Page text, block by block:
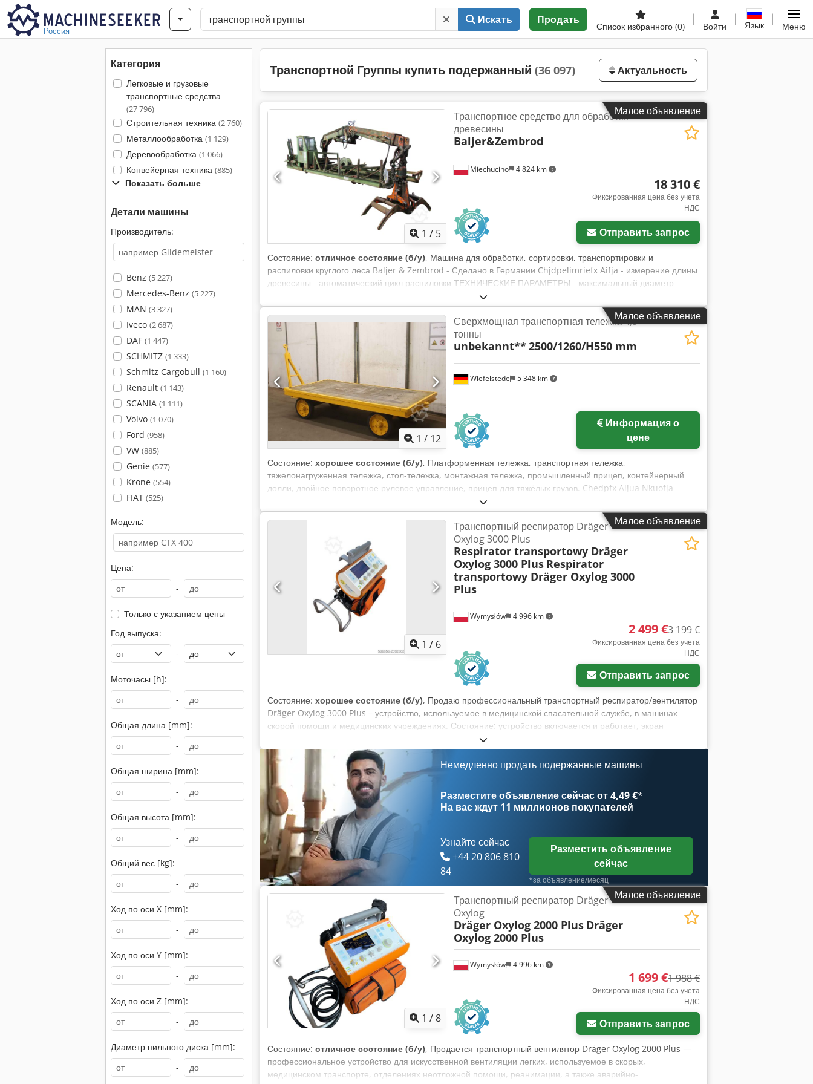
Россия
Искать Продать
Список избранного (0) Войти Язык Меню
Категория
Легковые и грузовые
транспортные средства
(27 796)
Строительная техника (2 760)
Металлообработка (1 129)
Деревообработка (1 066)
Конвейерная техника (885)
Показать больше
Детали машины
Производитель:
Benz (5 227)
Mercedes-Benz (5 227)
MAN (3 327)
Iveco (2 687)
DAF (1 447)
SCHMITZ (1 333)
Schmitz Cargobull (1 160)
Renault (1 143)
SCANIA (1 111)
Volvo (1 070)
Ford (958)
VW (885)
Genie (577)
Krone (554)
FIAT (525)
Модель:
Цена:
-
Только с указанием цены
Год выпуска:
-
Моточасы [h]:
-
Общая длина [mm]:
-
Общая ширина [mm]:
-
Общая высота [mm]:
-
Общий вес [kg]:
-
Ход по оси X [mm]:
-
Ход по оси Y [mm]:
-
Ход по оси Z [mm]:
-
Диаметр пильного диска [mm]:
-
Транспортной Группы купить подержанный (36 097) Актуальность
Малое объявление
1 / 5
Miechucino 4 824 km
Транспортное средство для обработки
древесины
Baljer&Zembrod
18 310 €
Фиксированная цена без учета
НДС
Отправить запрос
Состояние: отличное состояние (б/у), Машина для обработки, сортировки, транспортировки и
распиловки круглого леса Baljer & Zembrod - Сделано в Германии Chjdpelimriefx Aifja - измерение длины
древесины - автоматический цикл распиловки ТЕХНИЧЕСКИЕ ПАРАМЕТРЫ - максимальный диаметр
бревна 1000 мм - максимальный вылет крана 9200 мм - рабочий угол крана 225 " - поворотная головка 360
" - грузоподъёмность: 2000 мм - 2560 кг 7240 мм - 1680 кг 9200 мм - 1330 кг - габариты самосвала
6000x2150 мм - самосвал с двухсторонней гидравлической разгрузкой - мощность двигателя насоса 11 кВт
- мощность двигателя подачи 8,6 кВт - скорость подачи 90 м/мин ПИЛА HOLTEC FS 121 - измерение длины
бревна - рабочая длина 1000 мм - гидравлический ход направляющей - ручной и автоматический режим
работы - подъем бревна - встроенная система удаления опилок 2,2 кВт - кабельная катушка Транспортные
размеры 12,5 x 2,4 x 2,4 м вес 12 000 кг
Малое объявление
1 / 12
Wiefelstede 5 348 km
Сверхмощная транспортная тележка 4,5
тонны
unbekannt**2500/1260/H550 mm
цене
Состояние: хорошее состояние (б/у), Платформенная тележка, транспортная тележка,
тяжелонагруженная тележка, стол-тележка, монтажная тележка, промышленный прицеп, контейнерный
долли, двойное поворотное рулевое управление, прицеп для тяжёлых грузов. Chedpfx Aijua Nkuofja
-Тяжёлая транспортная тележка: промышленный прицеп с одноосевым поворотным механизмом
-Платформа: 2500/1260/H550 мм -Грузоподъемность: 4,5 т -Шины: 415/100-305 KL цельнолитая резина
-Тягово-сцепное устройство: для промышленного прицепа -Количество: 1 транспортная тележка в наличии
-Габариты: 3940/1260/H550 мм -Вес: 415 кг
Малое объявление
1 / 6
Wymysłów 4 996 km
Транспортный респиратор Dräger
Oxylog 3000 Plus
Respirator transportowy Dräger
Oxylog 3000 Plus Respirator
transportowy Dräger Oxylog 3000
Plus
2 499 €3 199 €
Фиксированная цена без учета
НДС
Отправить запрос
Состояние: хорошее состояние (б/у), Продаю профессиональный транспортный респиратор/вентилятор
Dräger Oxylog 3000 Plus – устройство, используемое в медицинской спасательной службе, в машинах
скорой помощи и медицинских учреждениях. Состояние: устройство включается и работает, экран
читаемый, кнопки и регуляторы исправны. Внешне имеются стандартные следы эксплуатации; на корпусе
есть локальные косметические повреждения, не влияющие на работоспособность и функцию прибора.
Функции: транспортная вентиляция для взрослых и детей, режимы вентиляции согласно модели Oxylog
3000 Plus, регулировка дыхательных параметров, четкий дисплей с сигнализацией. Комплектация:
респиратор Dräger Oxylog 3000 Plus, транспортная сумка, кабели и соединения как на фото.
Дополнительная информация: медицинское оборудование бывшее в употреблении, продаётся строго в
состоянии, представленном на фотографиях, идеально подходит как резервный транспортный респиратор
для скорой помощи, больницы или техчасти. Cedpfex Tuyxjx Aifjha
Немедленно продать подержанные машины
Разместите объявление сейчас от 4,49 €*
На вас ждут 11 миллионов покупателей
Узнайте сейчас
+44 20 806 810
84
Разместить объявление
сейчас
*за объявление/месяц
Малое объявление
1 /8
Wymysłów 4 996 km
Транспортный респиратор Dräger
Oxylog
Dräger Oxylog 2000 Plus Dräger
Oxylog 2000 Plus
1 699 €1 988 €
Фиксированная цена без учета
НДС
Отправить запрос
Состояние: отличное состояние (б/у), Продается транспортный вентилятор Dräger Oxylog 2000 Plus —
профессиональное устройство для искусственной вентиляции легких, используемое в скорых,
медицинском транспорте, отделениях неотложной помощи, реанимации, а также аварийно-